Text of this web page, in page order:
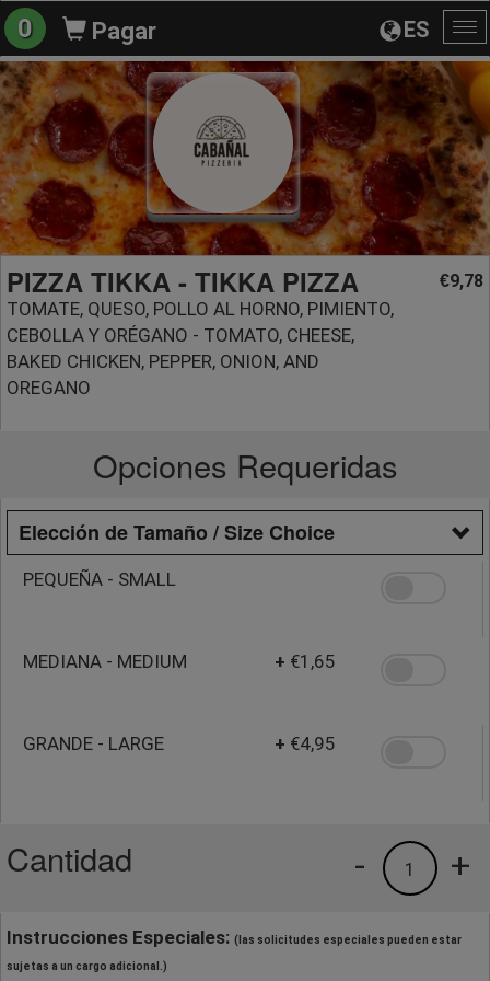
ES
0 Pagar
PIZZA TIKKA - TIKKA PIZZA
TOMATE, QUESO, POLLO AL HORNO, PIMIENTO,
CEBOLLA Y ORÉGANO - TOMATO, CHEESE,
BAKED CHICKEN, PEPPER, ONION, AND
OREGANO
€9,78
Opciones Requeridas
Elección de Tamaño / Size Choice
PEQUEÑA - SMALL
MEDIANA - MEDIUM + €1,65
GRANDE - LARGE + €4,95
Cantidad +
1
-
Instrucciones Especiales: (las solicitudes especiales pueden estar
sujetas a un cargo adicional.)